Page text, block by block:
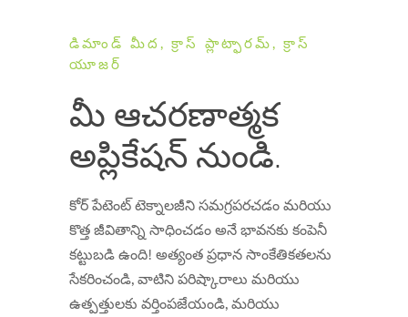
డిమాండ్ మీద, క్రాస్ ప్లాట్ఫారమ్, క్రాస్
యూజర్
మీ ఆచరణాత్మక
అప్లికేషన్ నుండి.
కోర్ పేటెంట్ టెక్నాలజీని సమగ్రపరచడం మరియు
కొత్త జీవితాన్ని సాధించడం అనే భావనకు కంపెనీ
కట్టుబడి ఉంది! అత్యంత ప్రధాన సాంకేతికతలను
సేకరించండి, వాటిని పరిష్కారాలు మరియు
ఉత్పత్తులకు వర్తింపజేయండి, మరియు